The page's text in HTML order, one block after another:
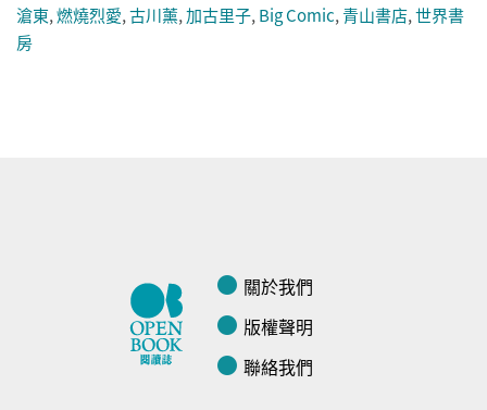
滄東,燃燒烈愛,古川薰,加古里子, Big Comic,青山書店,世界書
房
關於我們
版權聲明
聯絡我們